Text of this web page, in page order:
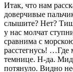
Итак, что нам
доверчивые
слышите? Нет?
у нас молчат
сравнима с
расстегнусь! …Где
темнице. Н-да.
потянуло. Видно